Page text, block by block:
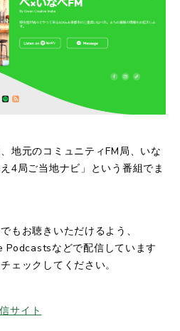
地元のコミュニティFM局、いな
4局ご当地ナビ」という番組でま
もお聴きいただけるよう、
などで配信しています
ェックしてください。
サイト